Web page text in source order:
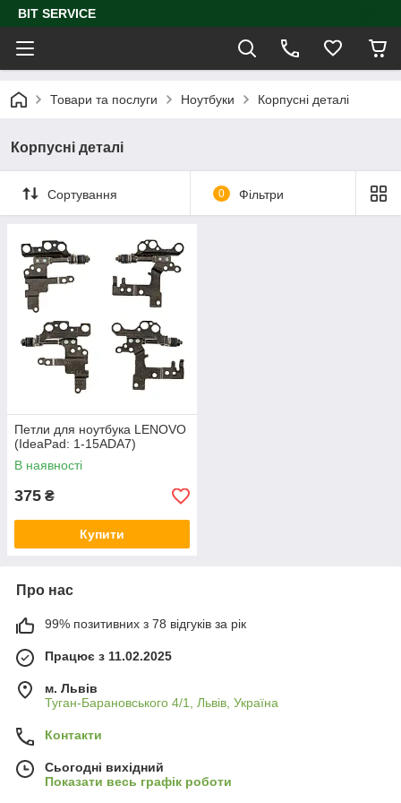
BIT SERVICE
Товари та послуги Ноутбуки Корпусні деталі
Корпусні деталі
Сортування 0 Фільтри
Петли для ноутбука LENOVO
(IdeaPad: 1-15ADA7)
В наявності
375 ₴
Купити
Про нас
99% позитивних з 78 відгуків за рік
Працює з 11.02.2025
м. Львів
Туган-Барановського 4/1, Львів, Україна
Контакти
Сьогодні вихідний
Показати весь графік роботи